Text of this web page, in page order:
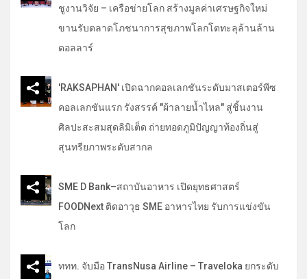
ชูงานวิจัย – เครือข่ายโลก สร้างมูลค่าเศรษฐกิจใหม่
ขานรับตลาดโภชนาการสุขภาพโลกโตทะลุล้านล้าน
ดอลลาร์
'RAKSAPHAN' เปิดฉากคอลเลกชันระดับมาสเตอร์พีซ
คอลเลกชันแรก รังสรรค์ "ผ้าลายน้ำไหล" สู่ชิ้นงาน
ศิลปะสะสมสุดลิมิเต็ด ถ่ายทอดภูมิปัญญาท้องถิ่นสู่
สุนทรียภาพระดับสากล
SME D Bank–สถาบันอาหาร เปิดยุทธศาสตร์
FOODNext ติดอาวุธ SME อาหารไทย รับการแข่งขัน
โลก
ททท. จับมือ TransNusa Airline – Traveloka ยกระดับ